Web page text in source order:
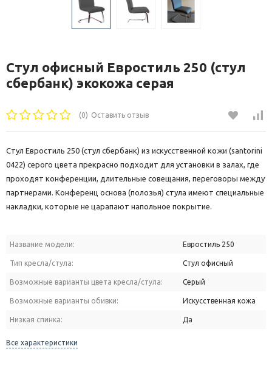
Стул офисный Евростиль 250 (стул
сбербанк) экокожа серая
(0) Оставить отзыв
Стул Евростиль 250 (стул сбербанк) из искусственной кожи (santorini
0422) серого цвета прекрасно подходит для установки в залах, где
проходят конференции, длительные совещания, переговоры между
партнерами. Конференц основа (полозья) стула имеют специальные
накладки, которые не царапают напольное покрытие.
Название модели: Евростиль 250
Тип кресла/стула: Стул офисный
Возможные варианты цвета кресла/стула: Серый
Возможные варианты обивки: Искусственная кожа
Низкая спинка: Да
Все характеристики